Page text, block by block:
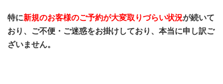
特に新規のお客様のご予約が大変取りづらい状況が続いて
おり、ご不便・ご迷惑をお掛けしており、本当に申し訳ご
ざいません。